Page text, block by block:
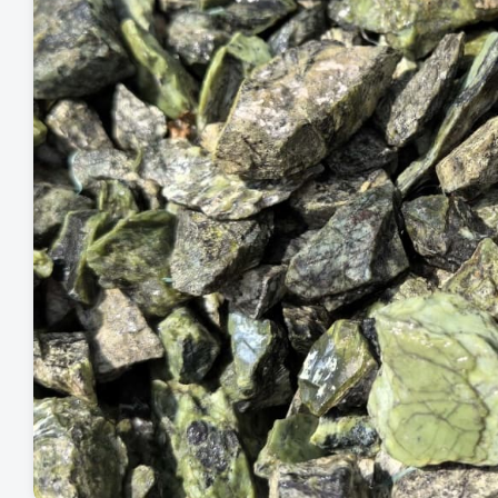
Шунгит
Сланец
Гранит
Мрамор
Известняк
Порфирит
Облицовочная плитка